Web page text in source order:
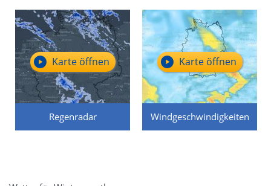
Regenradar
Karte öffnen
Windgeschwindigkeiten
Karte öffnen